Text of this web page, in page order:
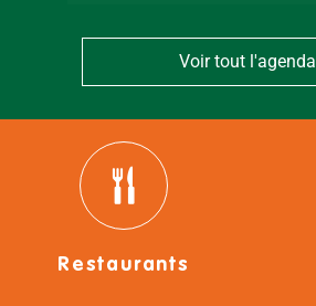
Voir tout l'agenda
Restaurants